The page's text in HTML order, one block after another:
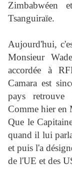
Zimbabwéen
Tsanguiraïe.
Aujourd'hui,
Monsieur
accordée à
Camara est
pays retrouve
Comme hier en
Que le
quand il lui
et puis l'a
de l'UE et des